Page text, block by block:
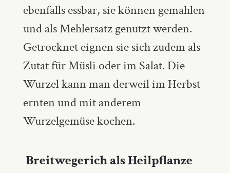
ebenfalls essbar, sie können gemahlen
und als Mehlersatz genutzt werden.
Getrocknet eignen sie sich zudem als
Zutat für Müsli oder im Salat. Die
Wurzel kann man derweil im Herbst
ernten und mit anderem
Wurzelgemüse kochen.
Breitwegerich als Heilpflanze